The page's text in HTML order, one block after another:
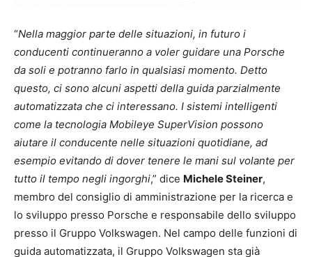
“Nella maggior parte delle situazioni, in futuro i
conducenti continueranno a voler guidare una Porsche
da soli e potranno farlo in qualsiasi momento. Detto
questo, ci sono alcuni aspetti della guida parzialmente
automatizzata che ci interessano. I sistemi intelligenti
come la tecnologia Mobileye SuperVision possono
aiutare il conducente nelle situazioni quotidiane, ad
esempio evitando di dover tenere le mani sul volante per
tutto il tempo negli ingorghi,” dice Michele Steiner,
membro del consiglio di amministrazione per la ricerca e
lo sviluppo presso Porsche e responsabile dello sviluppo
presso il Gruppo Volkswagen. Nel campo delle funzioni di
guida automatizzata, il Gruppo Volkswagen sta già